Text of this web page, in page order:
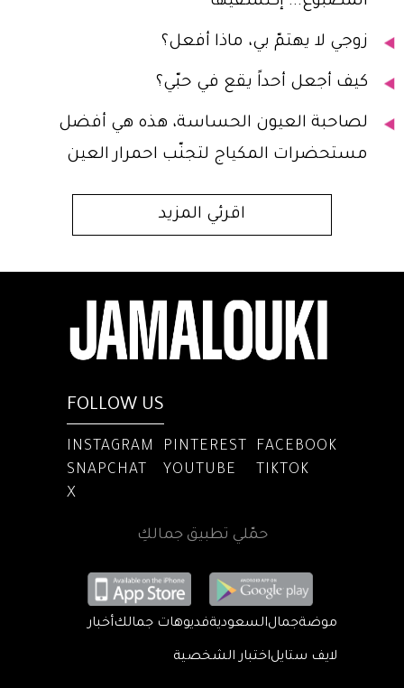
زوجي لا يهتمّ بي، ماذا أفعل؟
كيف أجعل أحداً يقع في حبّي؟
لصاحبة العيون الحساسة، هذه هي أفضل
مستحضرات المكياج لتجنّب احمرار العين
اقرئي المزيد
FOLLOW US
INSTAGRAM PINTEREST
FACEBOOK
SNAPCHAT
YOUTUBE
TIKTOK
X
حمّلي تطبيق جمالكِ
موضةجمالالسعوديةفديوهات جمالكأخبار
لايف ستايلاختبار الشخصية